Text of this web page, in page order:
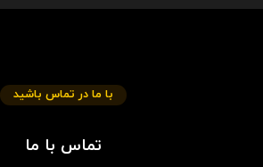
با ما در تماس باشید
تماس با ما